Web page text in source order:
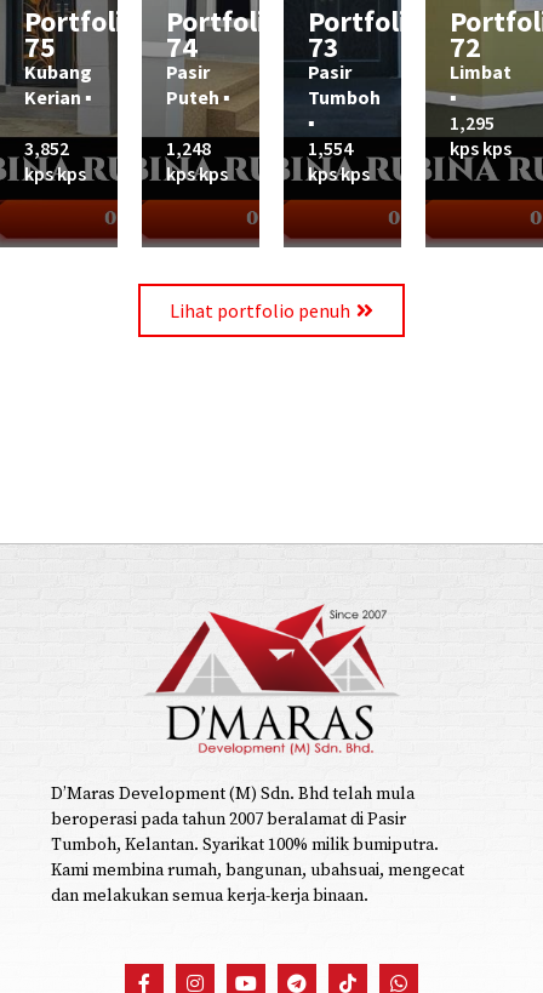
Portfolio
75
Kubang
Kerian ▪︎
3,852
kps kps
Portfolio
74
Pasir
Puteh ▪︎
1,248
kps kps
Portfolio
73
Pasir
Tumboh
▪︎
1,554
kps kps
72
Limbat
▪︎
1,295
kps kps
Lihat portfolio penuh
D’Maras Development (M) Sdn. Bhd telah mula
beroperasi pada tahun 2007 beralamat di Pasir
Tumboh, Kelantan. Syarikat 100% milik bumiputra.
Kami membina rumah, bangunan, ubahsuai, mengecat
dan melakukan semua kerja-kerja binaan.